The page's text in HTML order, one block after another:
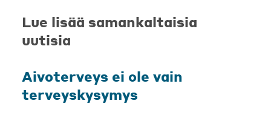
Lue lisää samankaltaisia
uutisia
Aivoterveys ei ole vain
terveyskysymys